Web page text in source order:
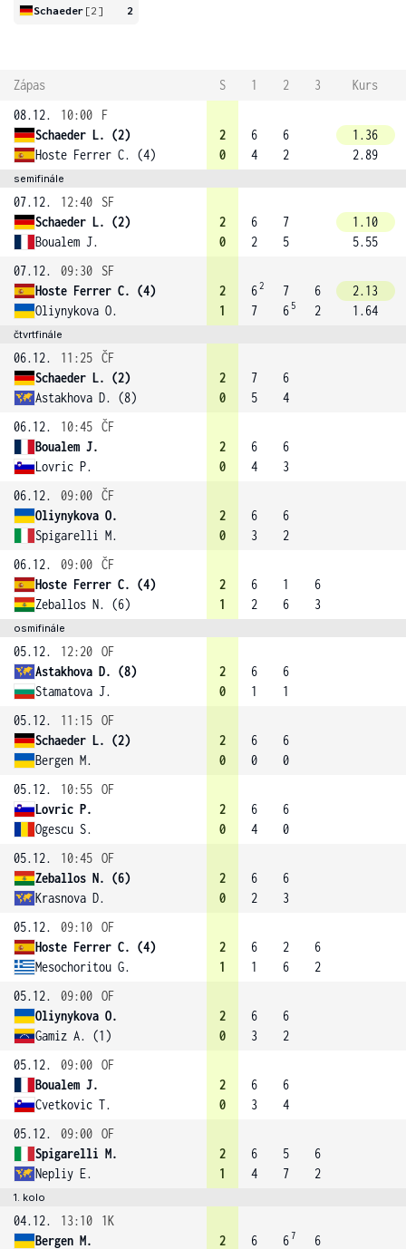
Schaeder [2] 2
Zápas S 1 2 3
Kurs
08.12.
10:00
F
Schaeder L. (2)
Hoste Ferrer C. (4)
2
0
6
4
6
2
1.36
2.89
semifinále
07.12. 12:40
SF
Schaeder L. (2)
Boualem J.
2
0
6
2
7
5
1.10
5.55
07.12.
09:30
SF
Hoste Ferrer C. (4)
Oliynykova O.
2
1
62
7
7
6 5
6
2
2.13
1.64
čtvrtfinále
06.12. 11:25 ČF
Schaeder L. (2)
Astakhova D. (8)
2
0
7
5
6
4
06.12.
10:45 ČF
Boualem J.
Lovric P.
2
0
6
4
6
3
06.12.
09:00 ČF
Oliynykova O.
Spigarelli M.
2
0
6
3
6
2
06.12.
09:00 ČF
Hoste Ferrer C. (4)
Zeballos N. (6)
2
1
6
2
1
6
6
3
osmifinále
05.12. 12:20 OF
Astakhova D. (8)
Stamatova J.
2
0
6
1
6
1
05.12.
11:15 OF
Schaeder L. (2)
Bergen M.
2
0
6
0
6
0
05.12.
10:55 OF
Lovric P.
Ogescu S.
2
0
6
4
6
0
05.12.
10:45 OF
Zeballos N. (6)
Krasnova D.
2
0
6
2
6
3
05.12.
09:10 OF
Hoste Ferrer C. (4)
Mesochoritou G.
2
1
6
1
2
6
6
2
05.12.
09:00 OF
Oliynykova O.
Gamiz A. (1)
2
0
6
3
6
2
05.12.
09:00 OF
Boualem J.
Cvetkovic T.
2
0
6
3
6
4
05.12.
09:00 OF
Spigarelli M.
Nepliy E.
2
1
6
4
5
7
6
2
1. kolo
04.12. 13:10
1K
Bergen M.
2
6
67
6